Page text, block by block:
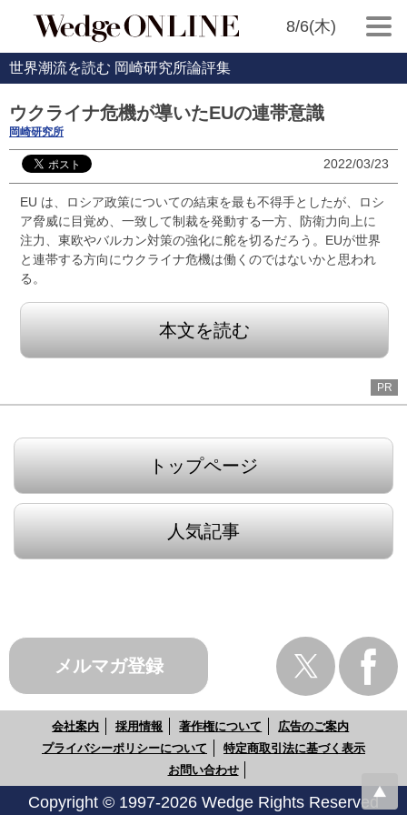
8/6(木)
世界潮流を読む 岡崎研究所論評集
ウクライナ危機が導いたEUの連帯意識
岡崎研究所
2022/03/23
EU は、ロシア政策についての結束を最も不得手としたが、ロシ
ア脅威に目覚め、一致して制裁を発動する一方、防衛力向上に
注力、東欧やバルカン対策の強化に舵を切るだろう。EUが世界
と連帯する方向にウクライナ危機は働くのではないかと思われ
る。
本文を読む
PR
トップページ
人気記事
メルマガ登録
会社案内 採用情報 著作権について
広告のご案内
プライバシーポリシーについて
特定商取引法に基づく表示
お問い合わせ
Copyright © 1997-2026 Wedge Rights Reserved